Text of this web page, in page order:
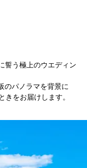
誓う極上のウエディン
のパノラマを背景に